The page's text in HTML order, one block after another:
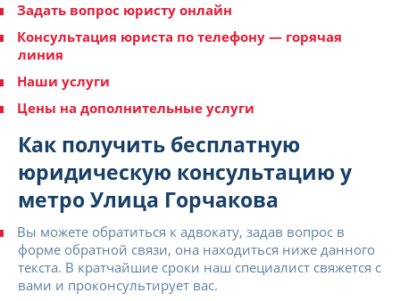
Задать вопрос юристу онлайн
Консультация юриста по телефону — горячая
линия
Наши услуги
Цены на дополнительные услуги
Как получить бесплатную
юридическую консультацию у
метро Улица Горчакова
Вы можете обратиться к адвокату, задав вопрос в
форме обратной связи, она находиться ниже данного
текста. В кратчайшие сроки наш специалист свяжется с
вами и проконсультирует вас.